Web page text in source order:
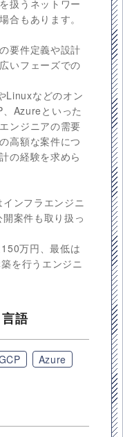
扱うネットワー
合もあります。
要件定義や設計
いフェーズでの
Linuxなどのオン
Azureといった
ンジニアの需要
高額な案件につ
の経験を求めら
ンフラエンジニ
案件も取り扱っ
万円、最低は
を行うエンジニ
語
Azure